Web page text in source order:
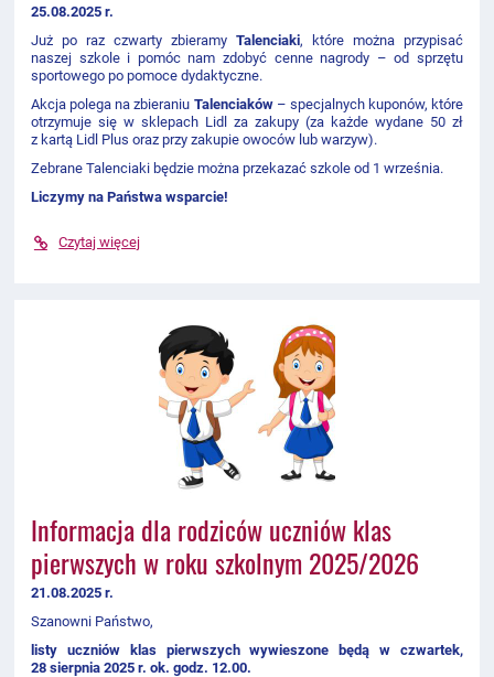
25.08.2025 r.
Już po raz czwarty zbieramy Talenciaki, które można przypisać
naszej szkole i pomóc nam zdobyć cenne nagrody – od sprzętu
sportowego po pomoce dydaktyczne.
Akcja polega na zbieraniu Talenciaków – specjalnych kuponów, które
otrzymuje się w sklepach Lidl za zakupy (za każde wydane 50 zł
z kartą Lidl Plus oraz przy zakupie owoców lub warzyw).
Zebrane Talenciaki będzie można przekazać szkole od 1 września.
Liczymy na Państwa wsparcie!
Czytaj więcej
Informacja dla rodziców uczniów klas
pierwszych w roku szkolnym 2025/2026
21.08.2025 r.
Szanowni Państwo,
listy uczniów klas pierwszych wywieszone będą w czwartek,
28 sierpnia 2025 r. ok. godz. 12.00.